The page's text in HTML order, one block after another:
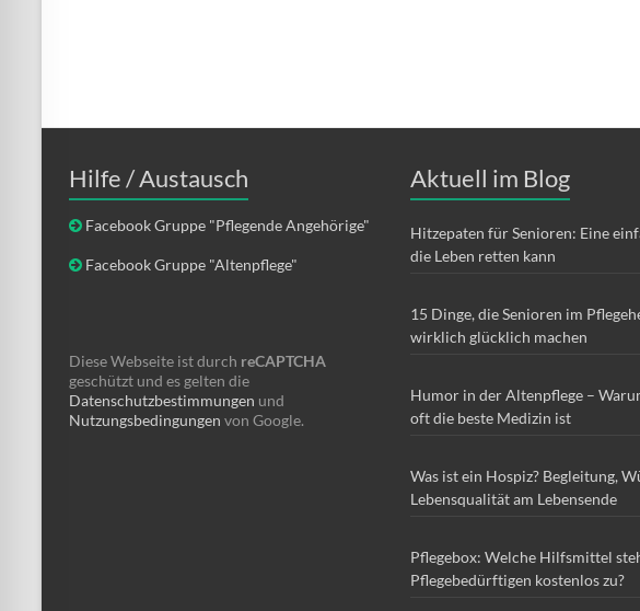
Hilfe / Austausch
Facebook Gruppe "Pflegende Angehörige"
Facebook Gruppe "Altenpflege"
Diese Webseite ist durch reCAPTCHA
geschützt und es gelten die
Datenschutzbestimmungen und
Nutzungsbedingungen von Google.
Aktuell im Blog
Hitzepaten für Senioren: Eine
die Leben retten kann
15 Dinge, die Senioren im
wirklich glücklich machen
Humor in der Altenpflege –
oft die beste Medizin ist
Was ist ein Hospiz? Begleitung,
Lebensqualität am Lebensende
Pflegebox: Welche Hilfsmittel
Pflegebedürftigen kostenlos zu?